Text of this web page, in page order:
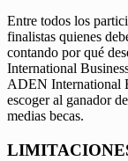
Entre todos los
finalistas quienes
contando por qué
International
ADEN International
escoger al ganador
medias becas.